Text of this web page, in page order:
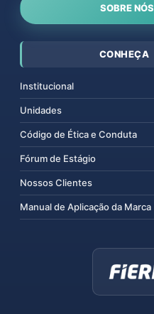
SOBRE NÓS
CONHEÇA
Institucional
Unidades
Código de Ética e Conduta
Fórum de Estágio
Nossos Clientes
Manual de Aplicação da Marca